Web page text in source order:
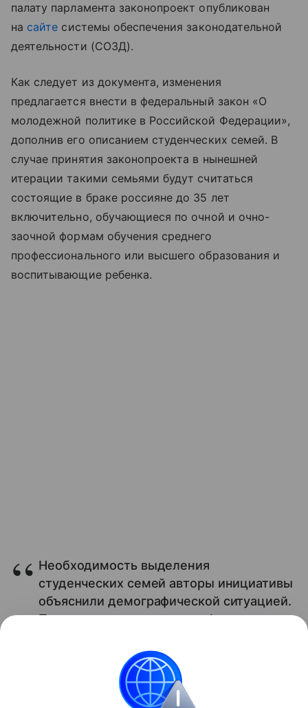
палату парламента законопроект опубликован
на сайте системы обеспечения законодательной
деятельности (СОЗД).
Как следует из документа, изменения
предлагается внести в федеральный закон «О
молодежной политике в Российской Федерации»,
дополнив его описанием студенческих семей. В
случае принятия законопроекта в нынешней
итерации такими семьями будут считаться
состоящие в браке россияне до 35 лет
включительно, обучающиеся по очной и очно-
заочной формам обучения среднего
профессионального или высшего образования и
воспитывающие ребенка.
Необходимость выделения
студенческих семей авторы инициативы
объяснили демографической ситуацией.
По их словам, дополнение федерального
мероприятия по поддержке этой
категории россиян.